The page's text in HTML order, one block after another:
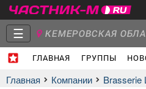
☰ КЕМЕРОВСКАЯ
ГЛАВНАЯ ГРУППЫ
Главная
Группы
Главная Компании